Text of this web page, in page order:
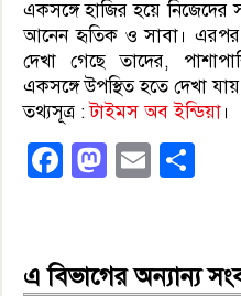
একসঙ্গে হাজির হয়ে নিজেদের
আনেন হৃতিক ও সাবা। এরপর
দেখা গেছে তাদের,
একসঙ্গে উপস্থিত হতে দেখা
তথ্যসূত্র :টাইমস অব ইন্ডিয়া।
Facebook
Mastodon
Email
এ বিভাগের অন্যান্য